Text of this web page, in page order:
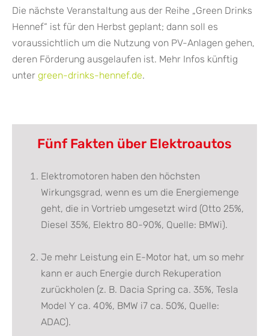
Die nächste Veranstaltung aus der Reihe „Green Drinks
Hennef“ ist für den Herbst geplant; dann soll es
voraussichtlich um die Nutzung von PV-Anlagen gehen,
deren Förderung ausgelaufen ist. Mehr Infos künftig
unter green-drinks-hennef.de.
Fünf Fakten über Elektroautos
Elektromotoren haben den höchsten
Wirkungsgrad, wenn es um die Energiemenge
geht, die in Vortrieb umgesetzt wird (Otto 25%,
Diesel 35%, Elektro 80-90%, Quelle: BMWi).
Je mehr Leistung ein E-Motor hat, um so mehr
kann er auch Energie durch Rekuperation
zurückholen (z. B. Dacia Spring ca. 35%, Tesla
Model Y ca. 40%, BMW i7 ca. 50%, Quelle:
ADAC).